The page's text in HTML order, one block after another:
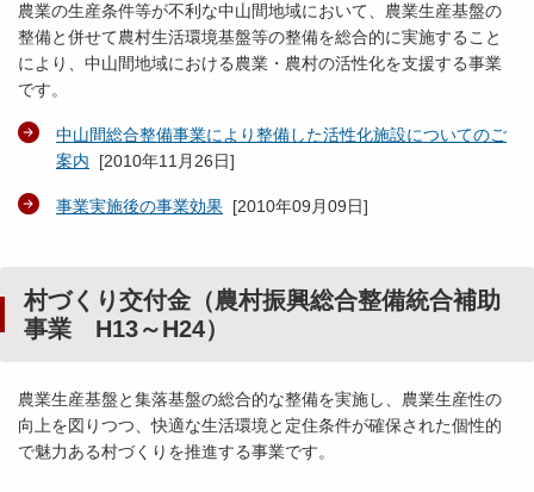
農業の生産条件等が不利な中山間地域において、農業生産基盤の
整備と併せて農村生活環境基盤等の整備を総合的に実施すること
により、中山間地域における農業・農村の活性化を支援する事業
です。
中山間総合整備事業により整備した活性化施設についてのご
案内 [2010年11月26日]
事業実施後の事業効果 [2010年09月09日]
村づくり交付金（農村振興総合整備統合補助
事業 H13～H24）
農業生産基盤と集落基盤の総合的な整備を実施し、農業生産性の
向上を図りつつ、快適な生活環境と定住条件が確保された個性的
で魅力ある村づくりを推進する事業です。